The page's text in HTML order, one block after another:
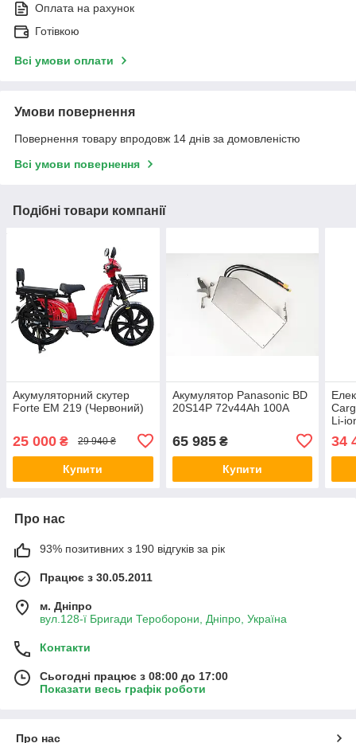
Оплата на рахунок
Готівкою
Всі умови оплати
Умови повернення
Повернення товару впродовж 14 днів за домовленістю
Всі умови повернення
Подібні товари компанії
Акумуляторний скутер
Forte EM 219 (Червоний)
25 000 ₴ 29 940 ₴
Купити
Акумулятор Panasonic BD
20S14P 72v44Ah 100A
65 985₴
Купити
Li-
34
Про нас
93% позитивних з 190 відгуків за рік
Працює з 30.05.2011
м. Дніпро
вул.128-ї Бригади Тероборони, Дніпро, Україна
Контакти
Сьогодні працює з 08:00 до 17:00
Показати весь графік роботи
Про нас